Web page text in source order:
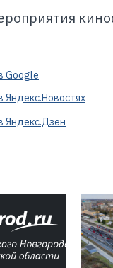
Google
Яндекс.Новостях
Яндекс.Дзен